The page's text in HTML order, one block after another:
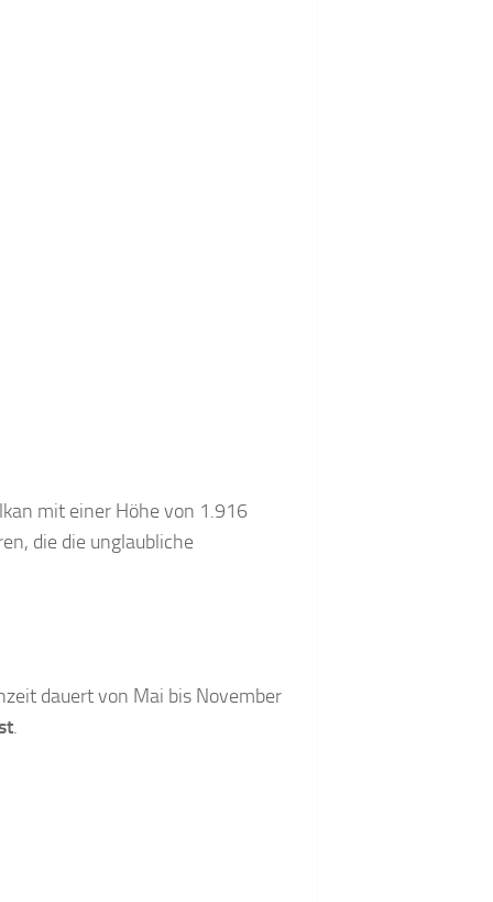
mit einer Höhe von 1.916
die die unglaubliche
dauert von Mai bis November
.